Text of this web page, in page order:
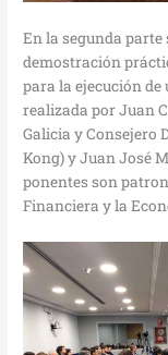
En la segunda parte
demostración
para la ejecución
realizada por Juan
Galicia y Consejero
Kong) y Juan José
ponentes son
Financiera y la